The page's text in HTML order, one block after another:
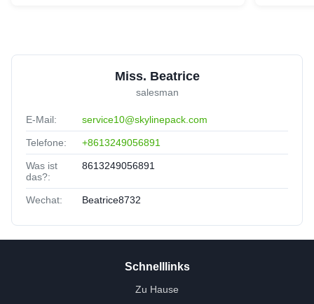
Miss. Beatrice
salesman
E-Mail: service10@skylinepack.com
Telefone: +8613249056891
Was ist
das?:
8613249056891
Wechat: Beatrice8732
Schnelllinks
Zu Hause